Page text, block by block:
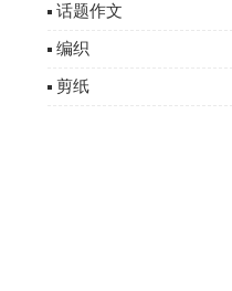
话题作文
编织
剪纸